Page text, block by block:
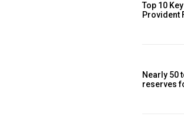
Top 10
Provident
Nearly 50
reserves